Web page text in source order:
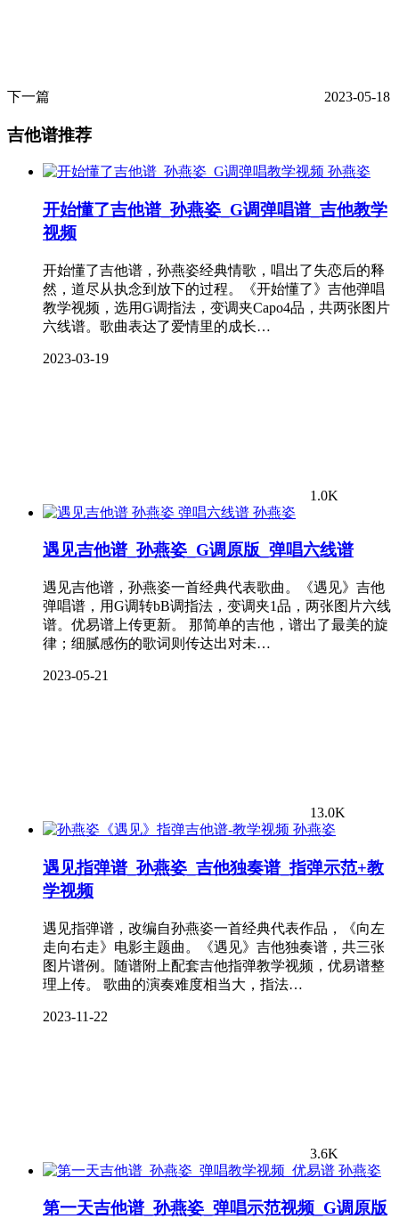
下一篇 2023-05-18
吉他谱推荐
孙燕姿
开始懂了吉他谱_孙燕姿_G调弹唱谱_吉他教学
视频
开始懂了吉他谱，孙燕姿经典情歌，唱出了失恋后的释
然，道尽从执念到放下的过程。《开始懂了》吉他弹唱
教学视频，选用G调指法，变调夹Capo4品，共两张图片
六线谱。歌曲表达了爱情里的成长…
2023-03-19
1.0K
孙燕姿
遇见吉他谱_孙燕姿_G调原版_弹唱六线谱
遇见吉他谱，孙燕姿一首经典代表歌曲。《遇见》吉他
弹唱谱，用G调转bB调指法，变调夹1品，两张图片六线
谱。优易谱上传更新。 那简单的吉他，谱出了最美的旋
律；细腻感伤的歌词则传达出对未…
2023-05-21
13.0K
孙燕姿
遇见指弹谱_孙燕姿_吉他独奏谱_指弹示范+教
学视频
遇见指弹谱，改编自孙燕姿一首经典代表作品，《向左
走向右走》电影主题曲。《遇见》吉他独奏谱，共三张
图片谱例。随谱附上配套吉他指弹教学视频，优易谱整
理上传。 歌曲的演奏难度相当大，指法…
2023-11-22
3.6K
孙燕姿
第一天吉他谱_孙燕姿_弹唱示范视频_G调原版